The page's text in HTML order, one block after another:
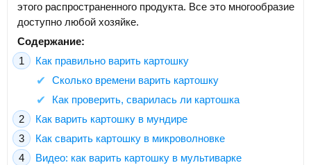
этого распространенного продукта. Все это многообразие
доступно любой хозяйке.
Содержание:
Как правильно варить картошку
Сколько времени варить картошку
Как проверить, сварилась ли картошка
Как варить картошку в мундире
Как сварить картошку в микроволновке
Видео: как варить картошку в мультиварке